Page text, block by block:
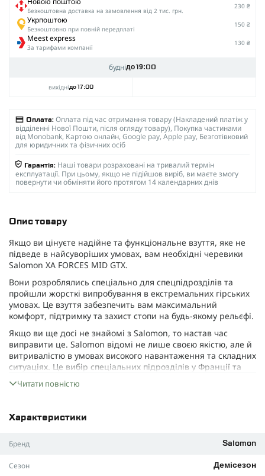
Безкоштовна доставка на замовлення від 2 тис. грн.
230 ₴
Укрпоштою
Безкоштовно при повній передплаті
150 ₴
Meest express
За тарифами компанії
130 ₴
буднідо 19:00
вихіднідо 17:00
Оплата: Оплата під час отримання товару (Накладений платіж у
відділенні Нової Пошти, після огляду товару), Покупка частинами
від Monobank, Картою онлайн, Google pay, Apple pay, Безготівковий
для юридичних та фізичних осіб
Гарантія: Наші товари розраховані на тривалий термін
експлуатації. При цьому, якщо не підійшов виріб, ви маєте змогу
повернути чи обміняти його протягом 14 календарних днів
Опис товару
Якщо ви цінуєте надійне та функціональне взуття, яке не
підведе в найсуворіших умовах, вам необхідні черевики
Salomon XA FORCES MID GTX.
Вони розроблялись спеціально для спецпідрозділів та
пройшли жорсткі випробування в екстремальних гірських
умовах. Це взуття забезпечить вам максимальний
комфорт, підтримку та захист стопи на будь-якому рельєфі.
Якщо ви ще досі не знайомі з Salomon, то настав час
виправити це. Salomon відомі не лише своєю якістю, але й
витривалістю в умовах високого навантаження та складних
ситуаціях. Це вибір спеціальних підрозділів у Франції та
багатьох інших країнах. Його також обирають професійні
спортсмени. Ті, хто вже спробував Salomon, до звичайного
Основна фішка Salomon XA FORCES MID GTX - це технологія
робить його водонепроникним, щоб зберігати сухість при
любих, навіть наймокріших, умовах. При цьому не
закупорює ногу, а дає їй "дихати".
Читати повністю
Характеристики
Бренд Salomon
Сезон Демісезон